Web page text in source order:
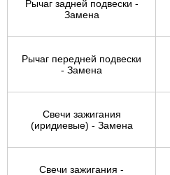
Рычаг задней подвески -
Замена
Рычаг передней подвески
- Замена
Свечи зажигания
(иридиевые) - Замена
Свечи зажигания -